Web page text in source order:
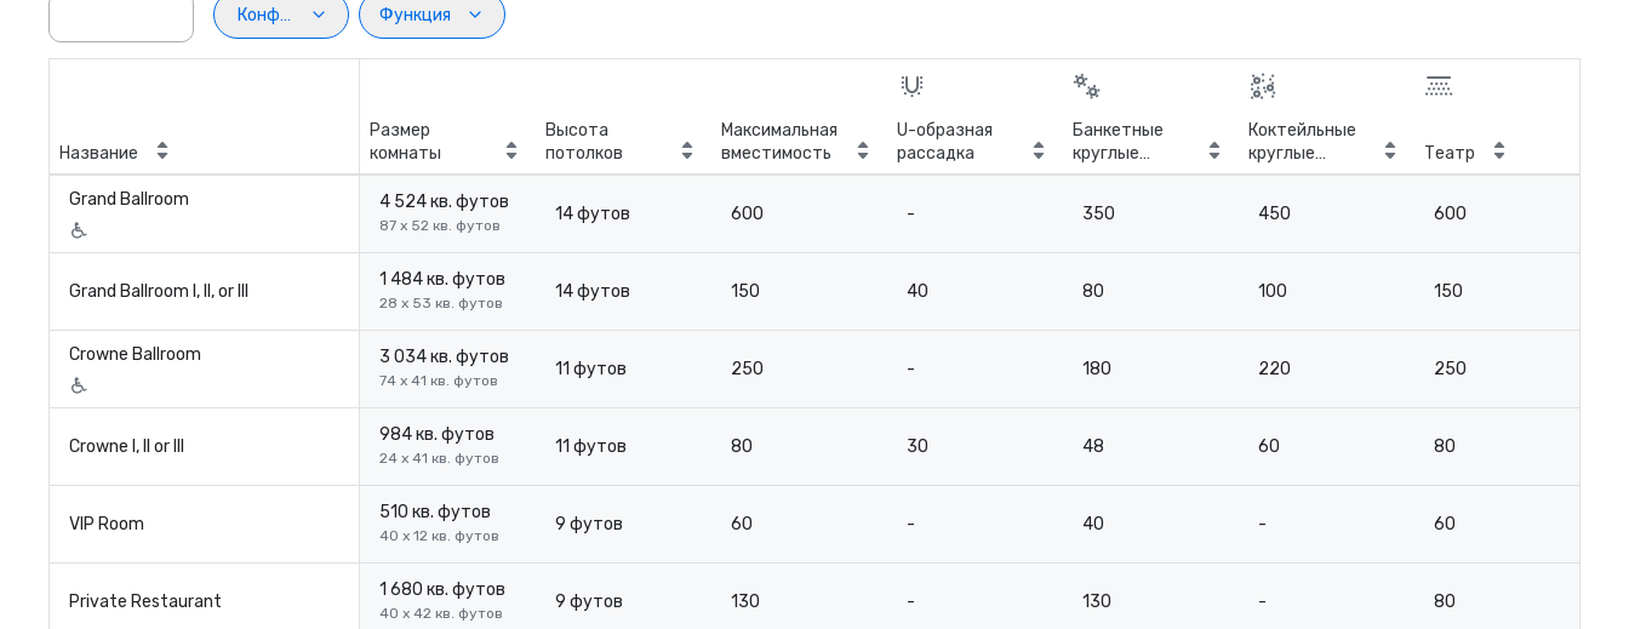
Конфигурация
Функция
Название
Размер
комнаты
Высота
потолков
Максимальная
вместимость
U-образная
рассадка
Банкетные
круглые
столы
Коктейльные
круглые
столы
Театр
Grand Ballroom 4 524 кв. футов
87 x 52 кв. футов
14 футов 600 - 350 450 600
Grand Ballroom I, II, or III
1 484 кв. футов
28 x 53 кв. футов
14 футов 150 40 80 100 150
Crowne Ballroom 3 034 кв. футов
74 x 41 кв. футов
11 футов 250 - 180 220 250
Crowne I, II or III
984 кв. футов
24 x 41 кв. футов
11 футов 80 30 48 60 80
VIP Room
510 кв. футов
40 x 12 кв. футов
9 футов 60 - 40 - 60
Private Restaurant
1 680 кв. футов
40 x 42 кв. футов
9 футов 130 - 130 - 80